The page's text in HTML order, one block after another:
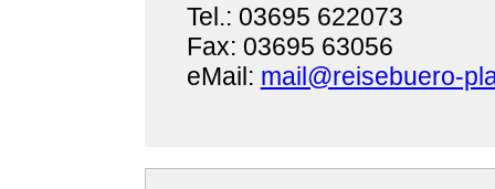
Tel.: 03695 622073
Fax: 03695 63056
eMail: mail@reisebuero-